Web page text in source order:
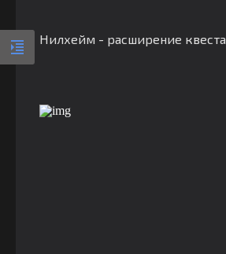
Нилхейм - расширение квеста